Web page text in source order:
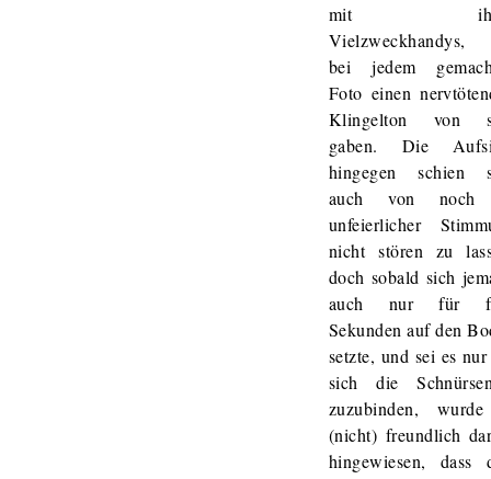
mit
Vielzweckhandys,
bei jedem
Foto einen
Klingelton von
gaben. Die
hingegen schien
auch von noch
unfeierlicher
nicht stören zu
doch sobald sich
auch nur für
Sekunden auf den
setzte, und sei es
sich die
zuzubinden,
(nicht) freundlich
hingewiesen, dass